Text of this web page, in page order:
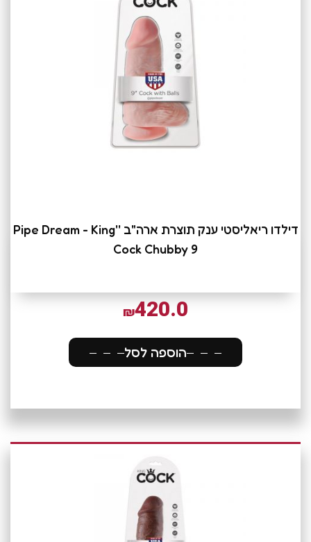
דילדו ריאליסטי ענק תוצרת ארה"ב ''Pipe Dream - King
Cock Chubby 9
₪420.0
הוספה לסל